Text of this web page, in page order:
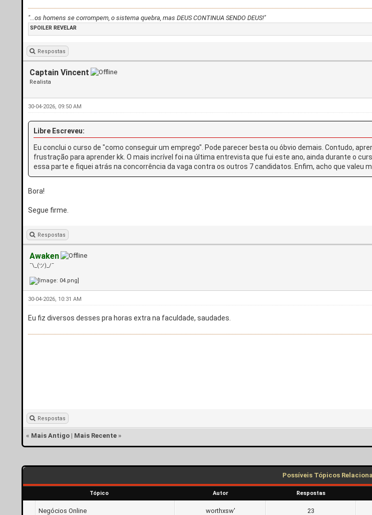
"...os homens se corrompem, o sistema quebra, mas DEUS CONTINUA SENDO DEUS!"
SPOILERREVELAR
Respostas
Captain Vincent
Realista
30-04-2026, 09:50 AM
Libre Escreveu:
Eu conclui o curso de "como conseguir um emprego". Pode parecer besta ou óbvio demais. Contudo,
frustração para aprender kk. O mais incrível foi na última entrevista que fui este ano, ainda durante o
essa parte e fiquei atrás na concorrência da vaga contra os outros 7 candidatos. Enfim, acho que valeu
Bora!
Segue firme.
Respostas
Awaken
¯\_(ツ)_/¯
30-04-2026, 10:31 AM
Eu fiz diversos desses pra horas extra na faculdade, saudades.
Respostas
« Mais Antigo | Mais Recente »
Possíveis Tópicos
Tópico Autor Respostas
Negócios Online worthxsw' 23